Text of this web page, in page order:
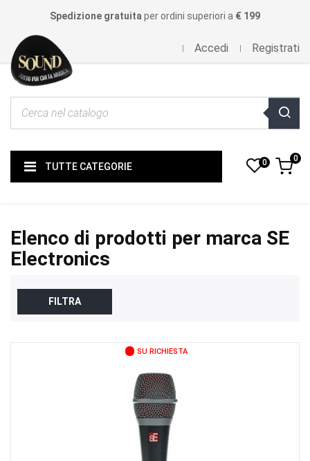
Spedizione gratuita per ordini superiori a € 199
Accedi Registrati
TUTTE CATEGORIE 0 0
Elenco di prodotti per marca SE
Electronics
FILTRA
SU RICHIESTA